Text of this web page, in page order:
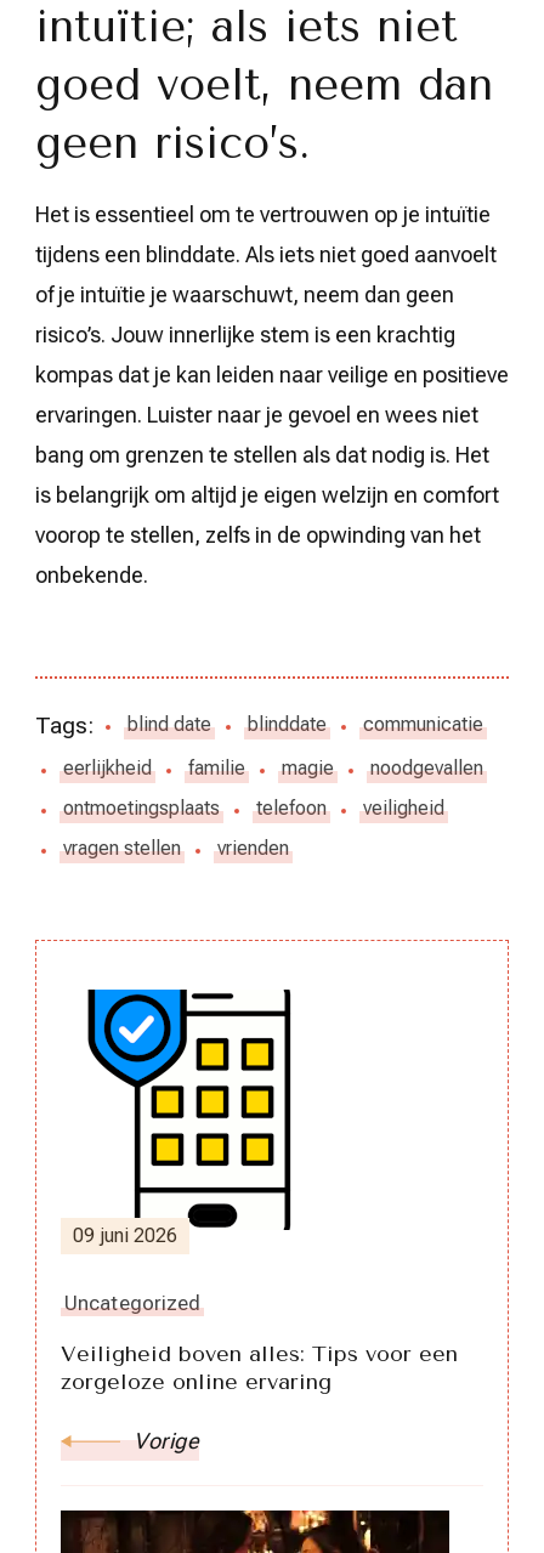
intuïtie; als iets niet
goed voelt, neem dan
geen risico’s.
Het is essentieel om te vertrouwen op je intuïtie
tijdens een blinddate. Als iets niet goed aanvoelt
of je intuïtie je waarschuwt, neem dan geen
risico’s. Jouw innerlijke stem is een krachtig
kompas dat je kan leiden naar veilige en positieve
ervaringen. Luister naar je gevoel en wees niet
bang om grenzen te stellen als dat nodig is. Het
is belangrijk om altijd je eigen welzijn en comfort
voorop te stellen, zelfs in de opwinding van het
onbekende.
Tags: blind date blinddate
communicatie
eerlijkheid
familie magie
noodgevallen
ontmoetingsplaats
telefoon
veiligheid
vragen stellen
vrienden
Berichtnavigatie
09 juni 2026
Uncategorized
Veiligheid boven alles: Tips voor een
zorgeloze online ervaring
Vorige